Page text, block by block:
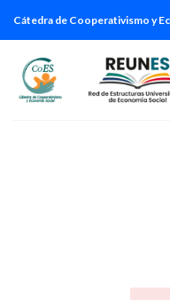
contenido
Cátedra de Cooperativismo y